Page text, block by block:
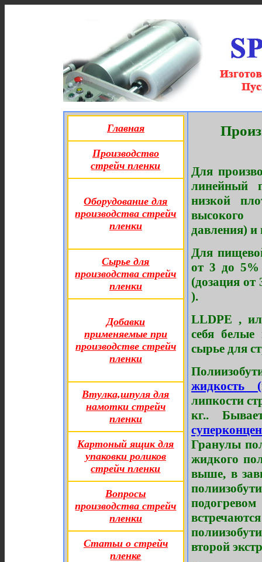
Главная
Производство
стрейч пленки
Оборудование для
производства стрейч
пленки
Сырье для
производства стрейч
пленки
Добавки
применяемые при
производстве стрейч
пленки
Втулка,шпуля для
намотки стрейч
пленки
Картоный ящик для
упаковки роликов
стрейч пленки
Вопросы
производства стрейч
пленки
Статьи о стрейч
пленке
Для
линейный
низкой
высокого
давления)
Для
от 3 до 5%
(дозация
).
LLDPE ,
себя белые
сырье для
жидкость
липкости
кг..
Гранулы
жидкого
выше, в
второй